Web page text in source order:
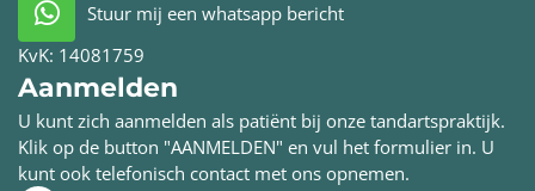
Stuur mij een whatsapp bericht
KvK: 14081759
Aanmelden
U kunt zich aanmelden als patiënt bij onze tandartspraktijk.
Klik op de button "AANMELDEN" en vul het formulier in. U
kunt ook telefonisch contact met ons opnemen.